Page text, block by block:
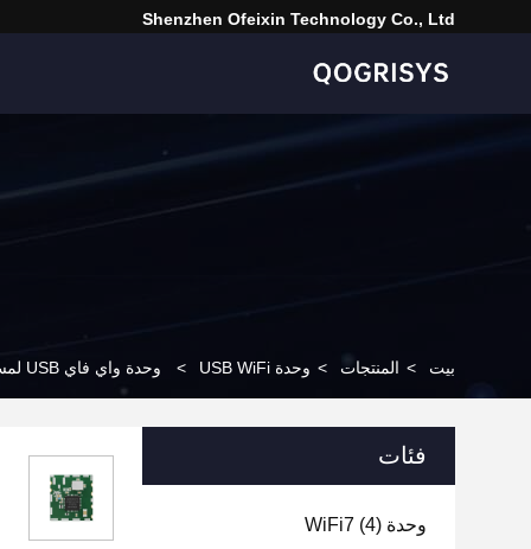
Shenzhen Ofeixin Technology Co., Ltd
بيت > المنتجات > وحدة USB WiFi > وحدة واي فاي USB لمسافات طويلة مع عملية SMT لتنظيف الروبوت
فئات
وحدة WiFi7 (4)